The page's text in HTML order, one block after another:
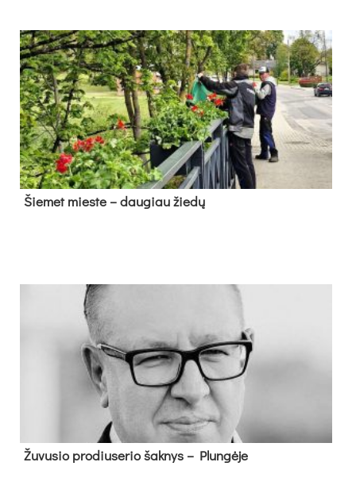
Šie­met mies­te – dau­giau žie­dų
Žu­vu­sio pro­diu­se­rio šak­nys – Plun­gė­je